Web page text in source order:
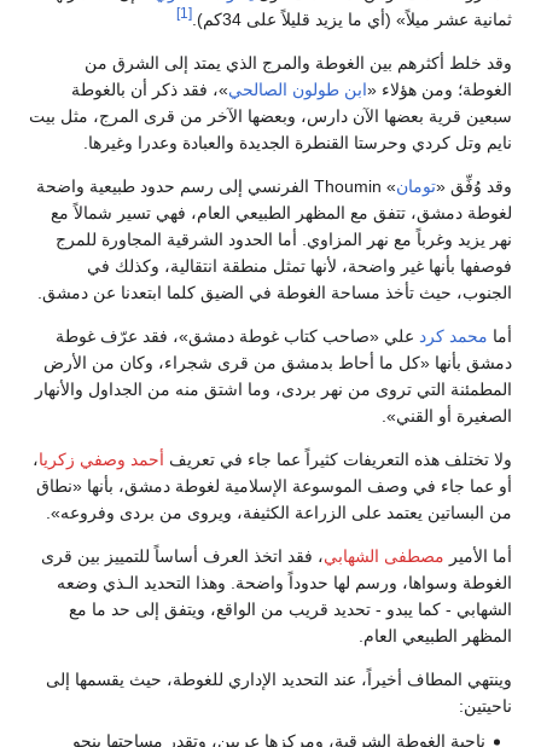
ثمانية عشر ميلاً» (أي ما يزيد قليلاً على 34كم).
[1]
وقد خلط أكثرهم بين الغوطة والمرج الذي يمتد إلى الشرق من
الغوطة؛ ومن هؤلاء «ابن طولون الصالحي»، فقد ذكر أن بالغوطة
سبعين قرية بعضها الآن دارس، وبعضها الآخر من قرى المرج، مثل بيت
نايم وتل كردي وحرستا القنطرة الجديدة والعبادة وعدرا وغيرها.
وقد وُفِّق «تومان
» Thoumin الفرنسي إلى رسم حدود طبيعية واضحة
لغوطة دمشق، تتفق مع المظهر الطبيعي العام، فهي تسير شمالاً مع
نهر يزيد وغرباً مع نهر المزاوي. أما الحدود الشرقية المجاورة للمرج
فوصفها بأنها غير واضحة، لأنها تمثل منطقة انتقالية، وكذلك في
الجنوب، حيث تأخذ مساحة الغوطة في الضيق كلما ابتعدنا عن دمشق.
أما محمد كرد علي «صاحب كتاب غوطة دمشق»، فقد عرّف غوطة
دمشق بأنها «كل ما أحاط بدمشق من قرى شجراء، وكان من الأرض
المطمئنة التي تروى من نهر بردى، وما اشتق منه من الجداول والأنهار
الصغيرة أو القني».
ولا تختلف هذه التعريفات كثيراً عما جاء في تعريف أحمد وصفي زكريا،
أو عما جاء في وصف الموسوعة الإسلامية لغوطة دمشق، بأنها «نطاق
من البساتين يعتمد على الزراعة الكثيفة، ويروى من بردى وفروعه».
أما الأمير مصطفى الشهابي، فقد اتخذ العرف أساساً للتمييز بين قرى
الغوطة وسواها، ورسم لها حدوداً واضحة. وهذا التحديد الـذي وضعه
الشهابي - كما يبدو - تحديد قريب من الواقع، ويتفق إلى حد ما مع
المظهر الطبيعي العام.
وينتهي المطاف أخيراً، عند التحديد الإداري للغوطة، حيث يقسمها إلى
ناحيتين:
ناحية الغوطة الشرقية، ومركزها عربين، وتقدر مساحتها بنحو